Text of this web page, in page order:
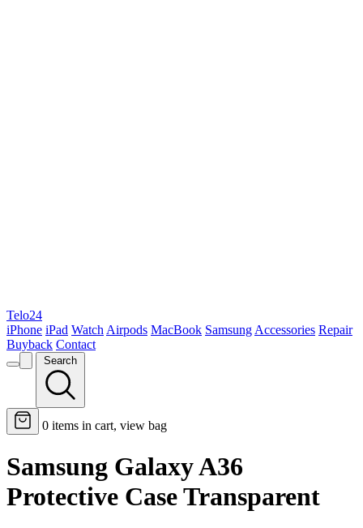
Telo24
iPhone iPad Watch Airpods MacBook Samsung Accessories Repair
Buyback Contact
Search
0 items in cart, view bag
Samsung Galaxy A36
Protective Case Transparent